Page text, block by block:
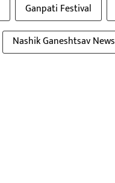
Ganpati Festival
Nashik Ganeshtsav News